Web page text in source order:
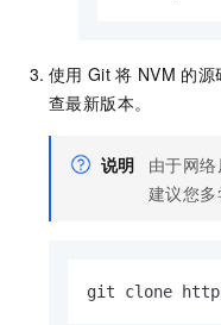
使用 Git 将 NVM 的源
查最新版本。
说明
由于网
建议您多
git clone